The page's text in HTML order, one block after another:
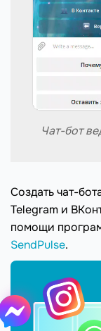
Чат-бот
Создать чат-
Telegram и
помощи
SendPulse.